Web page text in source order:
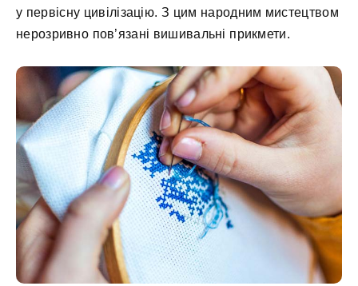
у первісну цивілізацію. З цим народним мистецтвом
нерозривно пов’язані вишивальні прикмети.